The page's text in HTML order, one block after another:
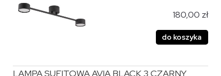
180,00 zł
do koszyka
LAMPA SUFITOWA AVIA BLACK 3 CZARNY